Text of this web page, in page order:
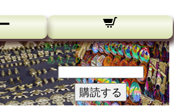
私たちのニュースレター：
あなたのメールアドレス:
購読する